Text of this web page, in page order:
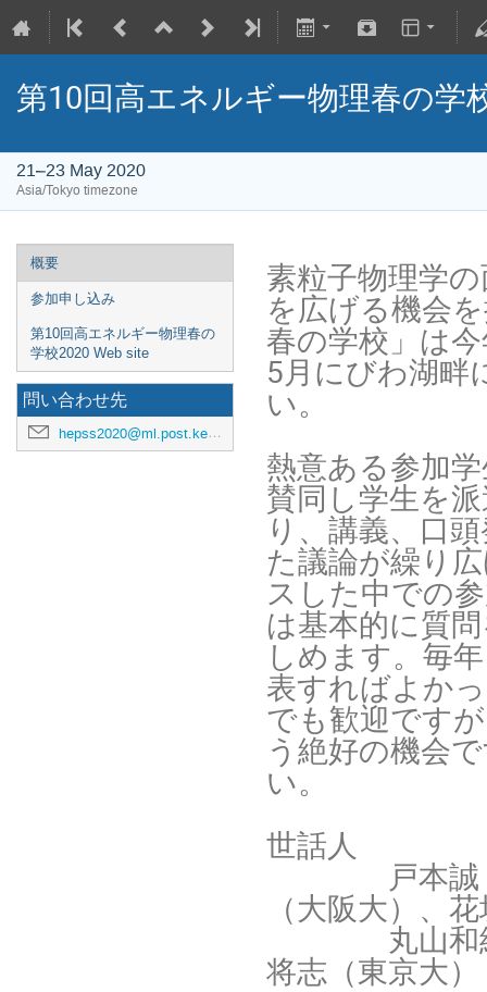
第10回高エネルギー物理春の学
21–23 May 2020
Asia/Tokyo timezone
概要
参加申し込み
第10回高エネルギー物理春の
学校2020 Web site
問い合わせ先
hepss2020@ml.post.kek.jp
素粒子物理学
を広げる機会
春の学校」は
5月にびわ湖畔
い。
熱意ある参加
賛同し学生を
り、講義、口
た議論が繰り
スした中での
は基本的に質
しめます。毎
表すればよか
でも歓迎です
う絶好の機会
い。
世話人
（大阪大）、
                丸山和純（KEK）、山崎祐司（神戸大）、横山
将志（東京大）